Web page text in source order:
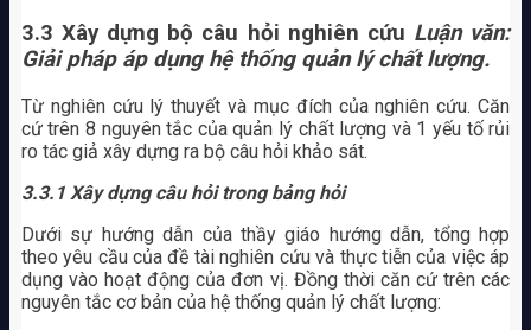
3.3 Xây dựng bộ câu hỏi nghiên cứu Luận văn:
Giải pháp áp dụng hệ thống quản lý chất lượng.
Từ nghiên cứu lý thuyết và mục đích của nghiên cứu. Căn
cứ trên 8 nguyên tắc của quản lý chất lượng và 1 yếu tố rủi
ro tác giả xây dựng ra bộ câu hỏi khảo sát.
3.3.1 Xây dựng câu hỏi trong bảng hỏi
Dưới sự hướng dẫn của thầy giáo hướng dẫn, tổng hợp
theo yêu cầu của đề tài nghiên cứu và thực tiễn của việc áp
dụng vào hoạt động của đơn vị. Đồng thời căn cứ trên các
nguyên tắc cơ bản của hệ thống quản lý chất lượng: